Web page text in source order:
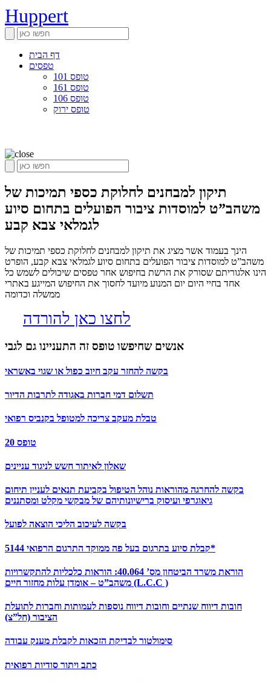
Huppert
דף הבית
טפסים
טופס 101
טופס 161
טופס 106
טופס ירוק
תיקון למבחנים לחלוקת כספי תמיכות של
משהב”ט למוסדות ציבור הפועלים בתחום סיוע
לגמלאי צבא קבע
הינך בעמוד אשר מציג את תיקון למבחנים לחלוקת כספי תמיכות של
משהב”ט למוסדות ציבור הפועלים בתחום סיוע לגמלאי צבא קבע, הופרט
הינו אלגוריתם שסורק את הרשת בחיפוש אחר טפסים שיכולים לשמש כל
אחד בחיי היום יום המנוע מיועד לחסוך את החיפוש המייגע באתרי
ממשלה וכדומה
לחצו כאן להורדה
אנשים שחיפשו טופס זה התעניינו גם לגבי
בקשה להחזר עקב חיוב כפול או שגוי באשראי
תשלום דמי חברות באגודה לתרבות הדיור
טבלת מעקב צריכה למטופל בקנביס רפואי
טופס 20
שאלון לאיתור חשש לניגוד עניינים
בקשה להחרגה מהוראות נוהל הטיפול בקביעת תנאים לעניין תיחום
גיאוגרפי ועיסוק ברישיונותיהם של מבקשי מקלט ומסתננים
בקשה לעיכוב הליכי הוצאה לפועל
קבלת סיוע בתרגום בעל פה ממוקד התרגום הרפואי 5144*
הוראת משרד הביטחון מס’ 40.064: הוראות כלכליות להתקשרויות
משהב”ט – אומדן עלות מחזור חיים (L.C.C )
חובות דיווח שנתיים וחובות דיווח נוספות לעמותות וחברות לתועלת
הציבור (חל”צ)
סימולטור לבדיקת הזכאות לקבלת מענק עבודה
כתב ויתור סודיות רפואית